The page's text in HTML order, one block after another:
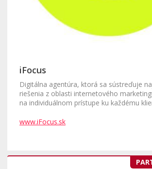
iFocus
Digitálna agentúra, ktorá sa sústreďuje
riešenia z oblasti internetového
na individuálnom prístupe ku každému
www.iFocus.sk